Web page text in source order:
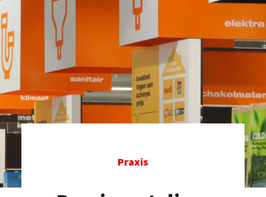
TEL: +31 20 589 29 29
Praxis